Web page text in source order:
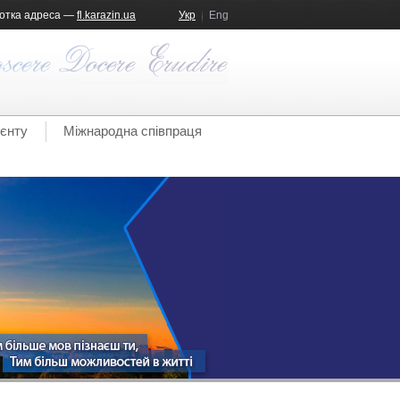
Укр Eng
адреса — fl.karazin.ua
Міжнародна співпраця